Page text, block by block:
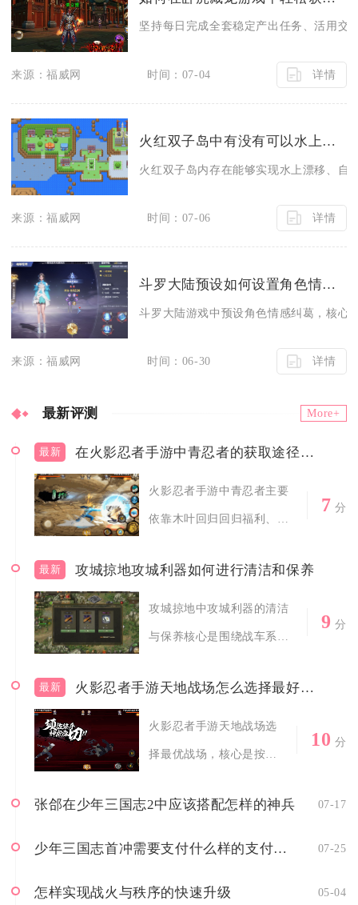
坚持每日完成全套稳定产出任务、活用交
来源：福威网 时间：07-04 详情
火红双子岛中有没有可以水上漂移的口袋妖怪
火红双子岛内存在能够实现水上漂移、自
来源：福威网 时间：07-06 详情
斗罗大陆预设如何设置角色情感纠葛
斗罗大陆游戏中预设角色情感纠葛，核心
来源：福威网 时间：06-30 详情
最新评测 More+
最新 在火影忍者手游中青忍者的获取途径有哪些
火影忍者手游中青忍者主要
依靠木叶回归回归福利、组
7 分
最新 攻城掠地攻城利器如何进行清洁和保养
攻城掠地中攻城利器的清洁
与保养核心是围绕战车系统
9 分
最新 火影忍者手游天地战场怎么选择最好的战场
火影忍者手游天地战场选
择最优战场，核心是按组
10 分
张郃在少年三国志2中应该搭配怎样的神兵 07-17
少年三国志首冲需要支付什么样的支付方式 07-25
怎样实现战火与秩序的快速升级 05-04